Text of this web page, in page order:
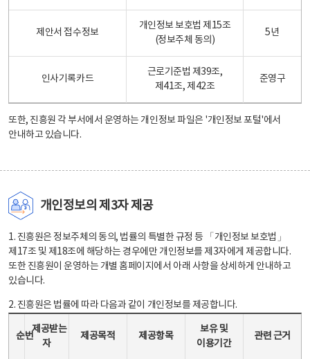
제안서 접수정보
개인정보 보호법 제15조
(정보주체 동의)
5년
인사기록카드
근로기준법 제39조,
제41조, 제42조
준영구
또한, 진흥원 각 부서에서 운영하는 개인정보 파일은 '개인정보 포털'에서
안내하고 있습니다.
개인정보의 제3자 제공
1. 진흥원은 정보주체의 동의, 법률의 특별한 규정 등 「개인정보 보호법」
제17조 및 제18조에 해당하는 경우에만 개인정보를 제3자에게 제공합니다.
또한 진흥원이 운영하는 개별 홈페이지에서 아래 사항을 상세하게 안내하고
있습니다.
2. 진흥원은 법률에 따라 다음과 같이 개인정보를 제공합니다.
순번
제공받는
자
제공목적 제공항목
보유 및
이용기간
관련 근거